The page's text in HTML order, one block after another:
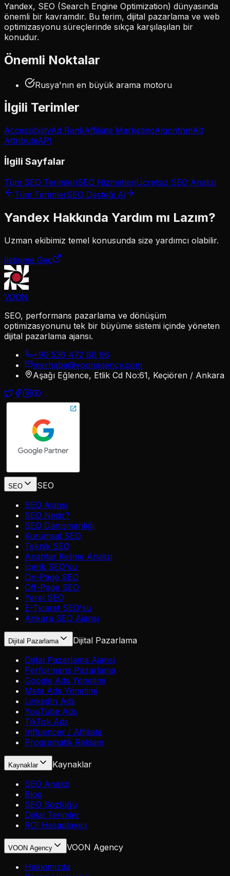
Yandex, SEO (Search Engine Optimization) dünyasında
önemli bir kavramdır. Bu terim, dijital pazarlama ve web
optimizasyonu süreçlerinde sıkça karşılaşılan bir
konudur.
Önemli Noktalar
Rusya'nın en büyük arama motoru
İlgili Terimler
AccessibilityAd RankAffiliate MarketingAlgorithmAlt
AttributeAPI
İlgili Sayfalar
Tüm SEO TerimleriSEO HizmetleriÜcretsiz SEO Analizi
Tüm TerimlerSEO Desteği Al
Yandex Hakkında Yardım mı Lazım?
Uzman ekibimiz temel konusunda size yardımcı olabilir.
İletişime Geç
VOON
SEO, performans pazarlama ve dönüşüm
optimizasyonunu tek bir büyüme sistemi içinde yöneten
dijital pazarlama ajansı.
+90 536 472 86 66
merhaba@voonagency.com
Aşağı Eğlence, Etlik Cd No:61, Keçiören / Ankara
SEO
SEO
SEO Ajansı
SEO Nedir?
SEO Danışmanlığı
Kurumsal SEO
Teknik SEO
Anahtar Kelime Analizi
İçerik SEO'su
On-Page SEO
Off-Page SEO
Yerel SEO
E-Ticaret SEO'su
Ankara SEO Ajansı
Dijital Pazarlama
Dijital Pazarlama
Dijital Pazarlama Ajansı
Performans Pazarlama
Google Ads Yönetimi
Meta Ads Yönetimi
LinkedIn Ads
YouTube Ads
TikTok Ads
Influencer / Affiliate
Programatik Reklam
Kaynaklar
Kaynaklar
SEO Analizi
Blog
SEO Sözlüğü
Dijital Terimler
ROI Hesaplayıcı
VOON Agency
VOON Agency
Hakkımızda